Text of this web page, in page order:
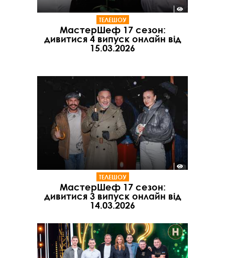
ТЕЛЕШОУ
МастерШеф 17 сезон:
дивитися 4 випуск онлайн від
15.03.2026
ТЕЛЕШОУ
МастерШеф 17 сезон:
дивитися 3 випуск онлайн від
14.03.2026